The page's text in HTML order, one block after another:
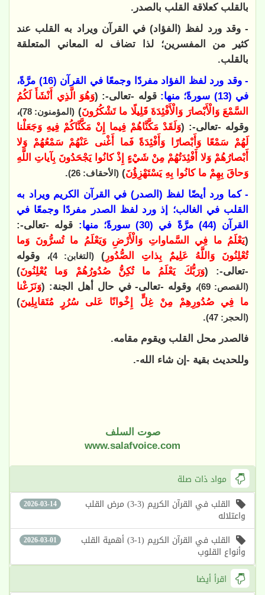
بالقلب كعلاقة القلب بالصدر.
- وقد ورد لفظ (الفؤاد) في القرآن ويراد به القلب عند
كثير من المفسرين؛ لذا تضاف له المعاني المتعلقة
بالقلب.
- وقد ورد لفظ الفؤاد مفردًا وجمعًا في القرآن (16) مرَّةً،
في (13) سورةً؛ منها:
قوله -تعالى-: (وَهُوَ الَّذِي أَنْشَأَ لَكُمُ
السَّمْعَ وَالْأَبْصارَ وَالْأَفْئِدَةَ قَلِيلًا ما تَشْكُرُونَ) (المؤمنون: 78)
،
وقوله -تعالى-: (وَلَقَدْ مَكَّنَّاهُمْ فِيما إِنْ مَكَّنَّاكُمْ فِيهِ وَجَعَلْنا
لَهُمْ سَمْعًا وَأَبْصارًا وَأَفْئِدَةً فَما أَغْنى عَنْهُمْ سَمْعُهُمْ وَلا
أَبْصارُهُمْ وَلا أَفْئِدَتُهُمْ مِنْ شَيْءٍ إِذْ كانُوا يَجْحَدُونَ بِآياتِ اللَّهِ
وَحاقَ بِهِمْ ما كانُوا بِهِ يَسْتَهْزِؤُنَ) (الأحقاف: 26)
.
- كما ورد أيضًا لفظ (الصدر) في القرآن الكريم ويراد به
القلب في الغالب؛ إذ ورد لفظ الصدر مفردًا وجمعًا في
القرآن (44) مرَّةً في (30) سورةً؛ منها:
قوله -تعالى-:
(يَعْلَمُ ما فِي السَّماواتِ وَالْأَرْضِ وَيَعْلَمُ ما تُسرُّونَ وَما
تُعْلِنُونَ وَاللَّهُ عَلِيمٌ بِذاتِ الصُّدُورِ ) (التغابن: 4)
، وقوله
-تعالى-: (وَرَبُّكَ يَعْلَمُ ما تُكِنُّ صُدُورُهُمْ وَما يُعْلِنُونَ)
(القصص: 69) ، وقوله -تعالى- في حال أهل الجنة: (وَنَزَعْنا
ما فِي صُدُورِهِمْ مِنْ غِلٍّ إِخْوانًا عَلى سُرُرٍ مُتَقابِلِينَ)
(الحجر: 47)
.
فالصدر محل القلب ويقوم مقامه.
وللحديث بقية -إن شاء الله-.
صوت السلف
www.salafvoice.com
مواد ذات صلة
2026-03-14 القلب في القرآن الكريم (3-3) مرض القلب
واعتلاله
2026-03-01 القلب في القرآن الكريم (1-3) أهمية القلب
وأنواع القلوب
اقرأ أيضا